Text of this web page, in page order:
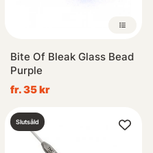
Bite Of Bleak Glass Bead
Purple
fr. 35 kr
Slutsåld